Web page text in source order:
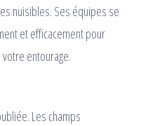
nuisibles. Ses équipes se
et efficacement pour
entourage.
Les champs